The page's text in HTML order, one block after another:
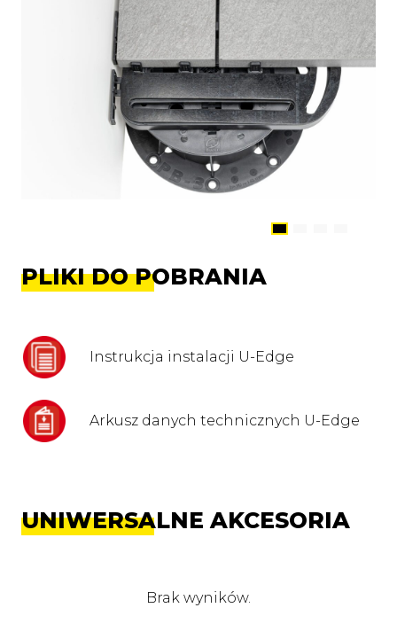
PLIKI DO POBRANIA
Instrukcja instalacji U-Edge
Arkusz danych technicznych U-Edge
UNIWERSALNE AKCESORIA
Brak wyników.